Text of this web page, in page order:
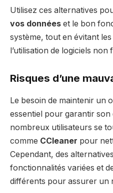
Utilisez ces alternatives
vos données et le bon
système, tout en évitant
l’utilisation de logiciels non
Risques d’une
Le besoin de maintenir un
essentiel pour garantir son
nombreux utilisateurs se
comme CCleaner pour
Cependant, des
fonctionnalités variées et
différents pour assurer un